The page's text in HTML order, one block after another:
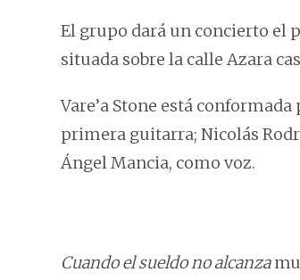
El grupo dará un concierto el
situada sobre la calle Azara
Vare’a Stone está
primera guitarra; Nicolás
Ángel Mancia, como voz.
Cuando el sueldo no alcanza